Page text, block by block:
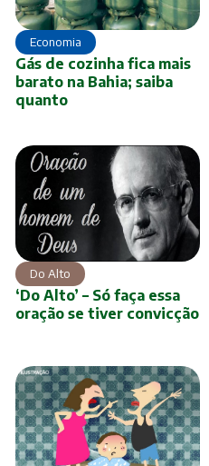
Economia
Gás de cozinha fica mais
barato na Bahia; saiba
quanto
Do Alto
‘Do Alto’ – Só faça essa
oração se tiver convicção